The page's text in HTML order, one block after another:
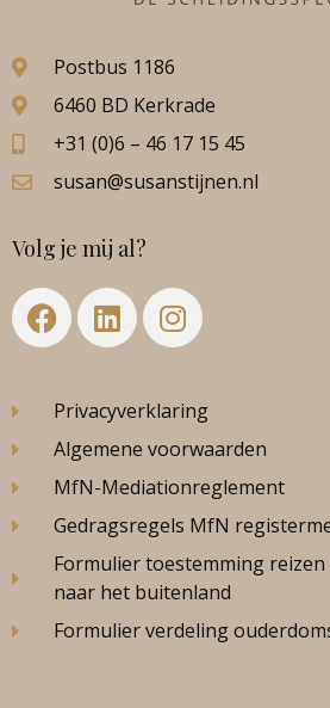
Postbus 1186
6460 BD Kerkrade
+31 (0)6 – 46 17 15 45
susan@susanstijnen.nl
Volg je mij al?
Privacyverklaring
Algemene voorwaarden
MfN-Mediationreglement
Gedragsregels MfN
Formulier toestemming
naar het buitenland
Formulier verdeling